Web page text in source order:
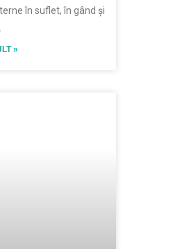
în suflet, în gând și
»